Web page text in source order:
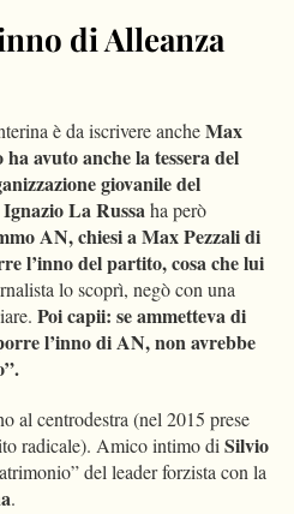
di Alleanza
è da iscrivere ancheMax
avuto anche la tessera del
giovanile del
Ignazio La Russaha però
AN, chiesi a Max Pezzali di
l’inno del partito, cosa che lui
lo scoprì, negò con una
Poi capii: se ammetteva di
l’inno di AN, non avrebbe
al centrodestra (nel 2015 prese
radicale). Amico intimo diSilvio
del leader forzista con la
.